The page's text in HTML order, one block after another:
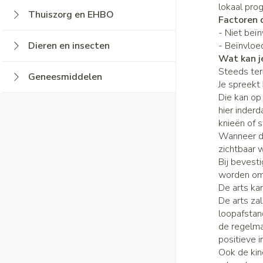
Bad en douche
Deodorant
Zeer droge,
huidproblemen
Ontharen en
Toon meer
Voedend
Koortsblazen
Handen
Handverzorging
Thee, Kruidenthee
Babyvoeding
Sportvoeding
Specifieke
Toon meer
Fopspenen en
Tandjes
Voeding - melk
Toon meer
Thuiszorg en EHBO
Toon submenu voor Thuiszorg en
Lingerie
Incontinentie
Onderleggers
Luierbroekje
Inlegverband
Incontinentieslips
Toon meer
Thuiszorg
Dieren en insecten
Toon submenu voor Dieren en
Honden
Geneesmiddelen
Toon submenu voor Geneesmiddelen
Laxeermiddelen
Toon meer
Aambeien
Droge hoest
Diepzittende
Combinatie
slijmhoest
lokaal
Factoren
- Niet
-
Wat kan
Steeds
Je
Die kan
hier
knieën of
Wanneer
zichtbaar
Bij
worden
De arts
De arts
de
positieve
Ook de